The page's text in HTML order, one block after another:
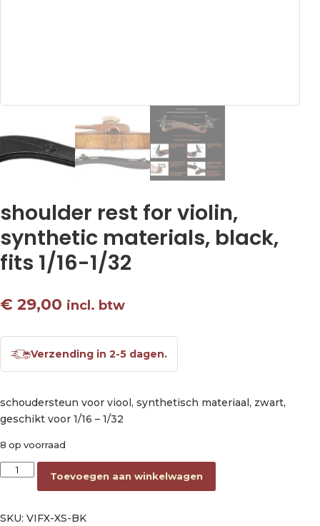
shoulder rest for violin,
synthetic materials, black,
fits 1/16-1/32
€ 29,00 incl. btw
Verzending in 2-5 dagen.
schoudersteun voor viool, synthetisch materiaal, zwart,
geschikt voor 1/16 – 1/32
8 op voorraad
shoulder rest for violin, synthetic materials, black, fits 1/16-1/
Toevoegen aan winkelwagen
SKU: VIFX-XS-BK